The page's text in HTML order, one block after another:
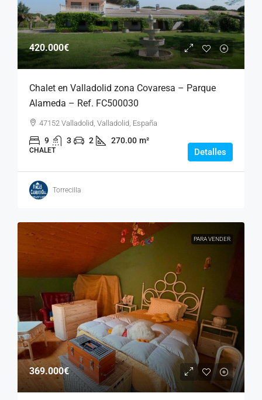
420.000€
Chalet en Valladolid zona Covaresa – Parque
Alameda – Ref. FC500030
47152 Valladolid, Valladolid, España
9 3 2 270.00 m²
CHALET Detalles
Torrecilla
PARA VENDER
369.000€